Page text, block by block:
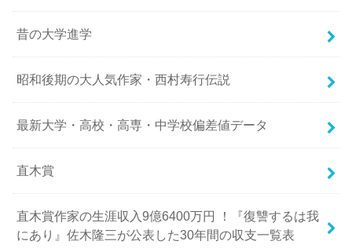
昔の大学進学
昭和後期の大人気作家・西村寿行伝説
最新大学・高校・高専・中学校偏差値データ
直木賞
直木賞作家の生涯収入9億6400万円 ！『復讐するは我
にあり』佐木隆三が公表した30年間の収支一覧表